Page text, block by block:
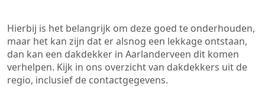
Hierbij is het belangrijk om deze goed te onderhouden,
maar het kan zijn dat er alsnog een lekkage ontstaan,
dan kan een dakdekker in Aarlanderveen dit komen
verhelpen. Kijk in ons overzicht van dakdekkers uit de
regio, inclusief de contactgegevens.